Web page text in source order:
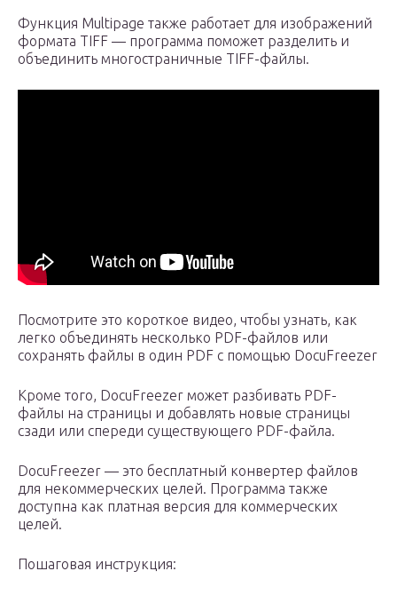
Функция Multipage также работает для изображений
формата TIFF — программа поможет разделить и
объединить многостраничные TIFF-файлы.
Посмотрите это короткое видео, чтобы узнать, как
легко объединять несколько PDF-файлов или
сохранять файлы в один PDF с помощью DocuFreezer
Кроме того, DocuFreezer может разбивать PDF-
файлы на страницы и добавлять новые страницы
сзади или спереди существующего PDF-файла.
DocuFreezer — это бесплатный конвертер файлов
для некоммерческих целей. Программа также
доступна как платная версия для коммерческих
целей.
Пошаговая инструкция: